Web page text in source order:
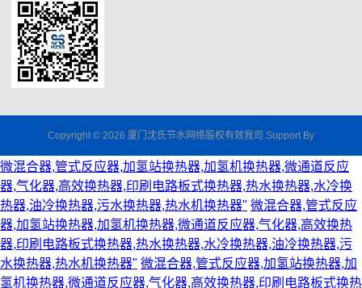
Copyright © 2026 厦门沈氏节水网络股权有效我司 Support By
微混合器,管式反应器,加氢站换热器,加氢机换热器,微通道反应
器,气化器,高效换热器,印刷电路板式换热器,热水换热器,水冷换
热器,油冷换热器,污水换热器,热水机换热器" 微混合器,管式反应
器,加氢站换热器,加氢机换热器,微通道反应器,气化器,高效换热
器,印刷电路板式换热器,热水换热器,水冷换热器,油冷换热器,污
水换热器,热水机换热器" 微混合器,管式反应器,加氢站换热器,加
氢机换热器,微通道反应器,气化器,高效换热器,印刷电路板式换热